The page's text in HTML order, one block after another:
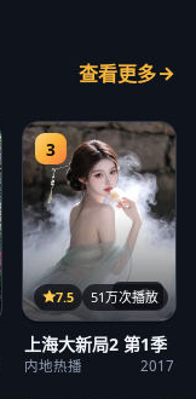
查看更多
3
14集
7.5 51万次播放
上海大新局2 第1季
内地热播 2017